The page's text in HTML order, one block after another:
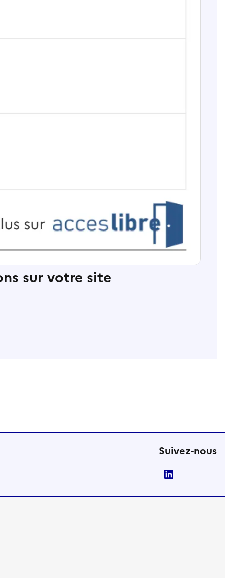
sur votre site
Suivez-nous